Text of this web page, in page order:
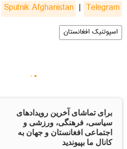
Sputnik Afghanistan | Telegram
اسپوتنیک افغانستان
برای تماشای آخرین رویدادهای
سیاسی، فرهنگی، ورزشی و
اجتماعی افغانستان و جهان به
کانال ما بپیوندید